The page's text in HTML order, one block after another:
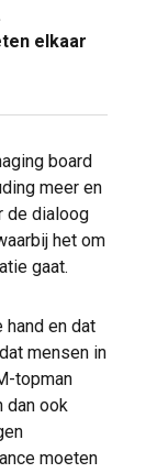
elkaar
board
meer en
de dialoog
het om
gaat.
en dat
mensen in
topman
dan ook
moeten